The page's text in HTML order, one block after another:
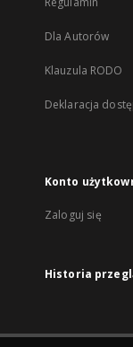
Dla Autorów
Klauzula RODO
Deklaracja
Konto
Zaloguj się
Historia